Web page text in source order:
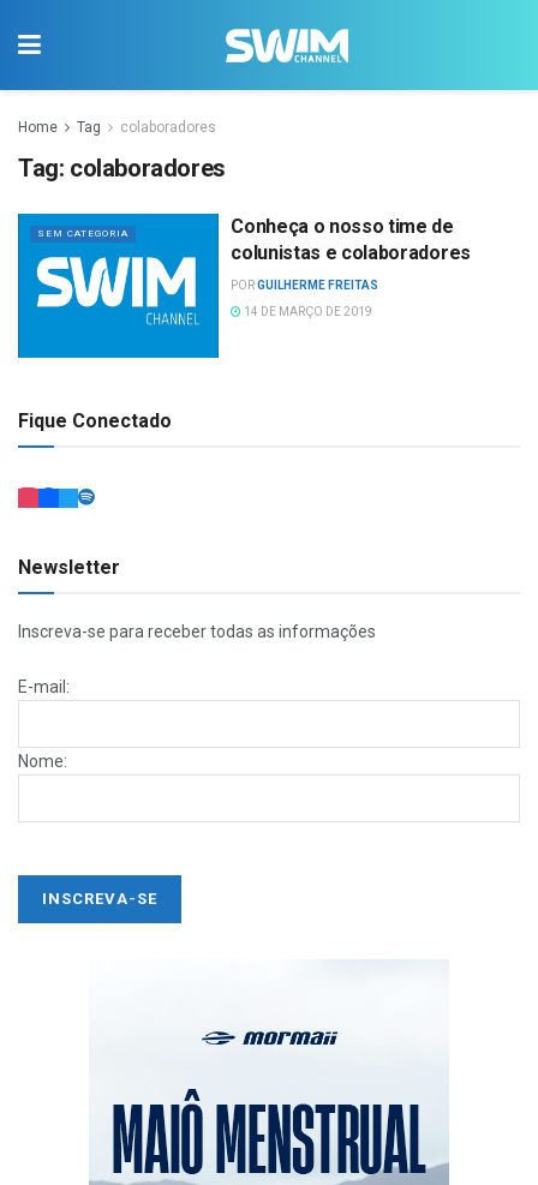
Home Tag colaboradores
Tag: colaboradores
SEM CATEGORIA
Conheça o nosso time de
colunistas e colaboradores
PORGUILHERME FREITAS
14 DE MARÇO DE 2019
Fique Conectado
Newsletter
Inscreva-se para receber todas as informações
E-mail:
Nome: